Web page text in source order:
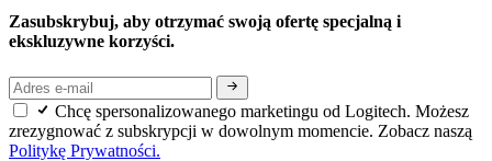
Zasubskrybuj, aby otrzymać swoją ofertę specjalną i
ekskluzywne korzyści.
Chcę spersonalizowanego marketingu od Logitech. Możesz
zrezygnować z subskrypcji w dowolnym momencie. Zobacz naszą
Politykę Prywatności.